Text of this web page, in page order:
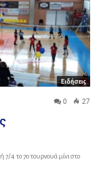
Ειδήσεις
0 27
4 το 7ο τουρνουά μίνι στο